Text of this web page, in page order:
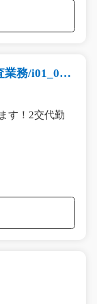
務/i01_004
す！2交代勤